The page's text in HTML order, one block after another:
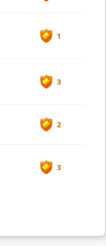
1
3
2
3